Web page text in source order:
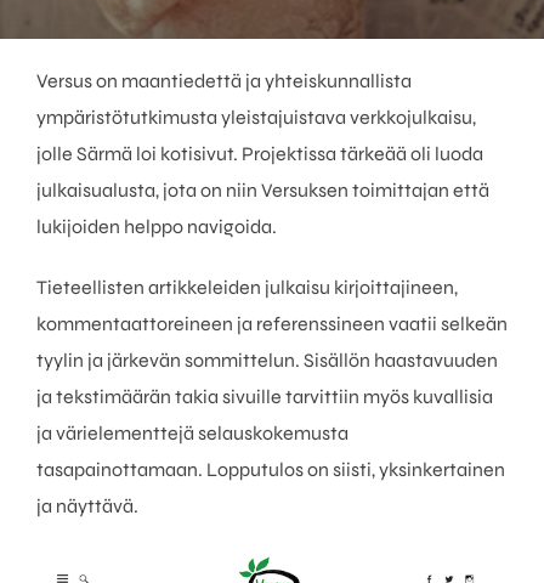
Versus on maantiedettä ja yhteiskunnallista
ympäristötutkimusta yleistajuistava verkkojulkaisu,
jolle Särmä loi kotisivut. Projektissa tärkeää oli luoda
julkaisualusta, jota on niin Versuksen toimittajan että
lukijoiden helppo navigoida.
Tieteellisten artikkeleiden julkaisu kirjoittajineen,
kommentaattoreineen ja referenssineen vaatii selkeän
tyylin ja järkevän sommittelun. Sisällön haastavuuden
ja tekstimäärän takia sivuille tarvittiin myös kuvallisia
ja värielementtejä selauskokemusta
tasapainottamaan. Lopputulos on siisti, yksinkertainen
ja näyttävä.